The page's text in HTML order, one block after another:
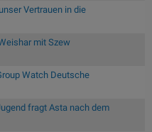
Vertrauen in die
mit Szew
Watch Deutsche
fragt Asta nach dem